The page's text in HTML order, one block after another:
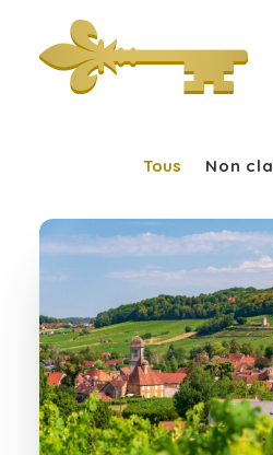
Immobilier
Location saisonnière
Blog
DEVENIR UN HÔTE
Tous Non